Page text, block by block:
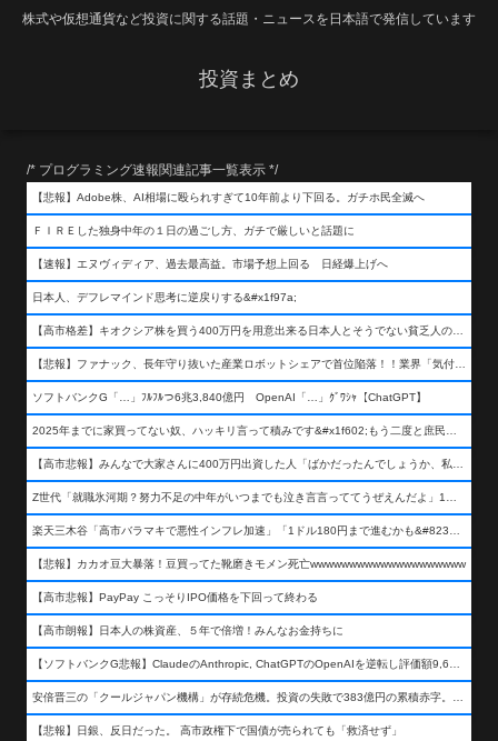
株式や仮想通貨など投資に関する話題・ニュースを日本語で発信しています
投資まとめ
/* プログラミング速報関連記事一覧表示 */
【悲報】Adobe株、AI相場に殴られすぎて10年前より下回る。ガチホ民全滅へ
ＦＩＲＥした独身中年の１日の過ごし方、ガチで厳しいと話題に
【速報】エヌヴィディア、過去最高益。市場予想上回る 日経爆上げへ
日本人、デフレマインド思考に逆戻りする&#x1f97a;
【高市格差】キオクシア株を買う400万円を用意出来る日本人とそうでない貧乏人の差が超広まるって事よ
【悲報】ファナック、長年守り抜いた産業ロボットシェアで首位陥落！！業界「気付いたら一気に抜かれていた…」
ソフトバンクG「…」ﾌﾙﾌﾙつ6兆3,840億円 OpenAI「…」ｸﾞﾜｼｬ【ChatGPT】
2025年までに家買ってない奴、ハッキリ言って積みです&#x1f602;もう二度と庶民が買える値段になりません&#x1f602;&#x1f602;&#x1f602;
【高市悲報】みんなで大家さんに400万円出資した人「ばかだったんでしょうか、私は&#x1f622;」
Z世代「就職氷河期？努力不足の中年がいつまでも泣き言言っててうぜえんだよ」1万いいね
楽天三木谷「高市バラマキで悪性インフレ加速」「1ドル180円まで進むかも&#8230;もう看過できない」
【悲報】カカオ豆大暴落！豆買ってた靴磨きモメン死亡wwwwwwwwwwwwwwwwwwww
【高市悲報】PayPay こっそりIPO価格を下回って終わる
【高市朗報】日本人の株資産、５年で倍増！みんなお金持ちに
【ソフトバンクG悲報】ClaudeのAnthropic, ChatGPTのOpenAIを逆転し評価額9,650億ドル (約154兆円) の世界一価値あるAI企業に……
安倍晋三の「クールジャパン機構」が存続危機。投資の失敗で383億円の累積赤字。2025年度決算も大赤字の可能性。責任の所在はウヤムヤ
【悲報】日銀、反日だった。 高市政権下で国債が売られても「救済せず」